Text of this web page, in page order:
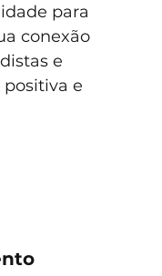
para
conexão
e
e